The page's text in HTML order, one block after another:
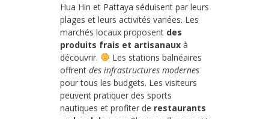
Hua Hin et Pattaya séduisent par leurs
plages et leurs activités variées. Les
marchés locaux proposent des
produits frais et artisanaux à
découvrir.
Les stations balnéaires
offrent des infrastructures modernes
pour tous les budgets. Les visiteurs
peuvent pratiquer des sports
nautiques et profiter de restaurants